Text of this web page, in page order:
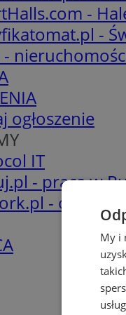
-
-
-
ogłoszenie
IT
- praca w
- oferty
My i